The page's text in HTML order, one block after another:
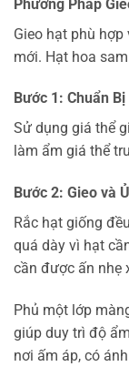
Phương Pháp
Gieo hạt phù
mới. Hạt hoa
Bước 1: Chuẩn
Sử dụng giá thể
làm ẩm giá thể
Bước 2: Gieo và
Rắc hạt giống
quá dày vì hạt
cần được ấn nhẹ
Phủ một lớp
giúp duy trì độ
nơi ấm áp, có